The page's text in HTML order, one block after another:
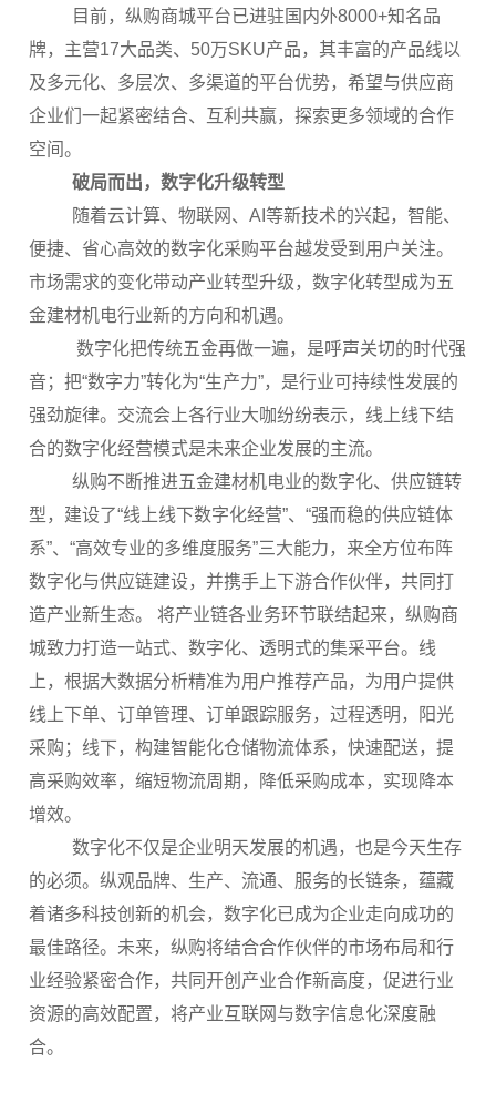
目前，纵购商城平台已进驻国内外8000+知名品
牌，主营17大品类、50万SKU产品，其丰富的产品线以
及多元化、多层次、多渠道的平台优势，希望与供应商
企业们一起紧密结合、互利共赢，探索更多领域的合作
空间。
破局而出，数字化升级转型
随着云计算、物联网、AI等新技术的兴起，智能、
便捷、省心高效的数字化采购平台越发受到用户关注。
市场需求的变化带动产业转型升级，数字化转型成为五
金建材机电行业新的方向和机遇。
数字化把传统五金再做一遍，是呼声关切的时代强
音；把“数字力”转化为“生产力”，是行业可持续性发展的
强劲旋律。交流会上各行业大咖纷纷表示，线上线下结
合的数字化经营模式是未来企业发展的主流。
纵购不断推进五金建材机电业的数字化、供应链转
型，建设了“线上线下数字化经营”、“强而稳的供应链体
系”、“高效专业的多维度服务”三大能力，来全方位布阵
数字化与供应链建设，并携手上下游合作伙伴，共同打
造产业新生态。 将产业链各业务环节联结起来，纵购商
城致力打造一站式、数字化、透明式的集采平台。线
上，根据大数据分析精准为用户推荐产品，为用户提供
线上下单、订单管理、订单跟踪服务，过程透明，阳光
采购；线下，构建智能化仓储物流体系，快速配送，提
高采购效率，缩短物流周期，降低采购成本，实现降本
增效。
数字化不仅是企业明天发展的机遇，也是今天生存
的必须。纵观品牌、生产、流通、服务的长链条，蕴藏
着诸多科技创新的机会，数字化已成为企业走向成功的
最佳路径。未来，纵购将结合合作伙伴的市场布局和行
业经验紧密合作，共同开创产业合作新高度，促进行业
资源的高效配置，将产业互联网与数字信息化深度融
合。